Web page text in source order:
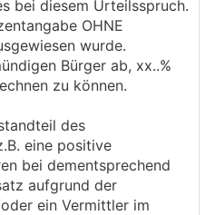
Berechnung
es nur nirgends in
bei diesem Urteilsspruch.
OHNE
wurde.
Bürger ab, xx..%
zu können.
des
eine positive
bei dementsprechend
aufgrund der
ein Vermittler im